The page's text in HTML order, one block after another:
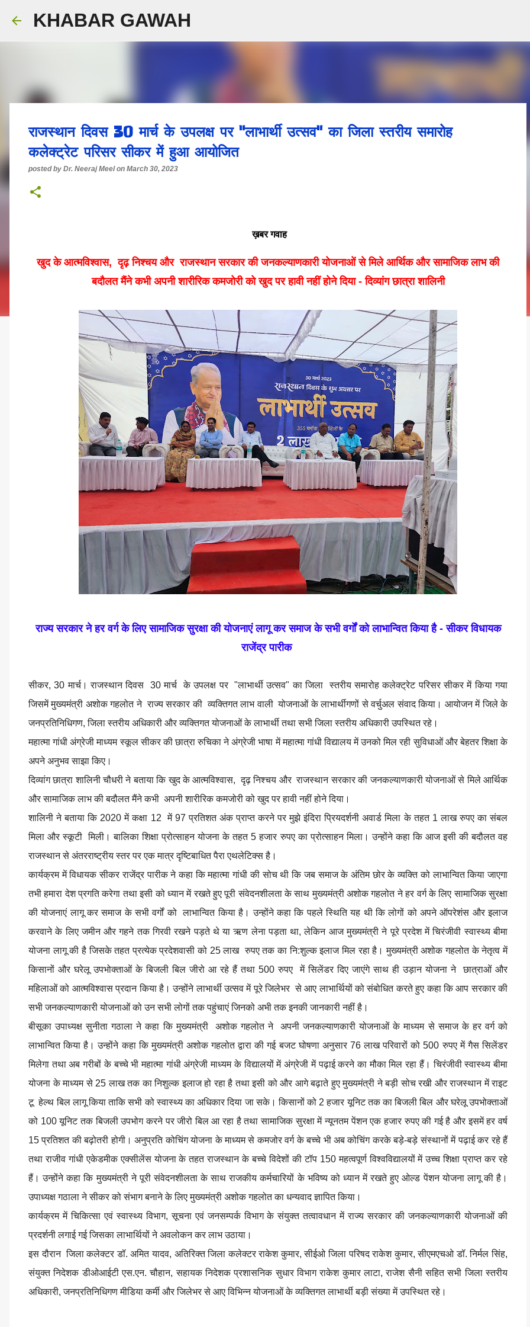
KHABAR GAWAH
राजस्थान दिवस 30 मार्च के उपलक्ष पर "लाभार्थी उत्सव" का जिला स्तरीय समारोह
कलेक्ट्रेट परिसर सीकर में हुआ आयोजित
posted by Dr. Neeraj Meel on March 30, 2023
ख़बर गवाह
खुद के आत्मविश्वास, दृढ़ निश्चय और राजस्थान सरकार की जनकल्याणकारी योजनाओं से मिले आर्थिक और सामाजिक लाभ की
बदौलत मैंने कभी अपनी शारीरिक कमजोरी को खुद पर हावी नहीं होने दिया - दिव्यांग छात्रा शालिनी
राज्य सरकार ने हर वर्ग के लिए सामाजिक सुरक्षा की योजनाएं लागू कर समाज के सभी वर्गों को लाभान्वित किया है - सीकर विधायक
राजेंद्र पारीक
सीकर, 30 मार्च। राजस्थान दिवस 30 मार्च के उपलक्ष पर "लाभार्थी उत्सव" का जिला स्तरीय समारोह कलेक्ट्रेट परिसर सीकर में किया गया
जिसमें मुख्यमंत्री अशोक गहलोत ने राज्य सरकार की व्यक्तिगत लाभ वाली योजनाओं के लाभार्थीगणों से वर्चुअल संवाद किया। आयोजन में जिले के
जनप्रतिनिधिगण, जिला स्तरीय अधिकारी और व्यक्तिगत योजनाओं के लाभार्थी तथा सभी जिला स्तरीय अधिकारी उपस्थित रहे।
महात्मा गांधी अंग्रेजी माध्यम स्कूल सीकर की छात्रा रुचिका ने अंग्रेजी भाषा में महात्मा गांधी विद्यालय में उनको मिल रही सुविधाओं और बेहतर शिक्षा के
अपने अनुभव साझा किए।
दिव्यांग छात्रा शालिनी चौधरी ने बताया कि खुद के आत्मविश्वास, दृढ़ निश्चय और राजस्थान सरकार की जनकल्याणकारी योजनाओं से मिले आर्थिक
और सामाजिक लाभ की बदौलत मैंने कभी अपनी शारीरिक कमजोरी को खुद पर हावी नहीं होने दिया।
शालिनी ने बताया कि 2020 में कक्षा 12 में 97 प्रतिशत अंक प्राप्त करने पर मुझे इंदिरा प्रियदर्शनी अवार्ड मिला के तहत 1 लाख रुपए का संबल
मिला और स्कूटी मिली। बालिका शिक्षा प्रोत्साहन योजना के तहत 5 हजार रुपए का प्रोत्साहन मिला। उन्होंने कहा कि आज इसी की बदौलत वह
राजस्थान से अंतरराष्ट्रीय स्तर पर एक मात्र दृष्टिबाधित पैरा एथलेटिक्स है।
कार्यक्रम में विधायक सीकर राजेंद्र पारीक ने कहा कि महात्मा गांधी की सोच थी कि जब समाज के अंतिम छोर के व्यक्ति को लाभान्वित किया जाएगा
तभी हमारा देश प्रगति करेगा तथा इसी को ध्यान में रखते हुए पूरी संवेदनशीलता के साथ मुख्यमंत्री अशोक गहलोत ने हर वर्ग के लिए सामाजिक सुरक्षा
की योजनाएं लागू कर समाज के सभी वर्गों को लाभान्वित किया है। उन्होंने कहा कि पहले स्थिति यह थी कि लोगों को अपने ऑपरेशंस और इलाज
करवाने के लिए जमीन और गहने तक गिरवी रखने पड़ते थे या ऋण लेना पड़ता था, लेकिन आज मुख्यमंत्री ने पूरे प्रदेश में चिरंजीवी स्वास्थ्य बीमा
योजना लागू की है जिसके तहत प्रत्येक प्रदेशवासी को 25 लाख रुपए तक का नि:शुल्क इलाज मिल रहा है। मुख्यमंत्री अशोक गहलोत के नेतृत्व में
किसानों और घरेलू उपभोक्ताओं के बिजली बिल जीरो आ रहे हैं तथा 500 रुपए में सिलेंडर दिए जाएंगे साथ ही उड़ान योजना ने छात्राओं और
महिलाओं को आत्मविश्वास प्रदान किया है। उन्होंने लाभार्थी उत्सव में पूरे जिलेभर से आए लाभार्थियों को संबोधित करते हुए कहा कि आप सरकार की
सभी जनकल्याणकारी योजनाओं को उन सभी लोगों तक पहुंचाएं जिनको अभी तक इनकी जानकारी नहीं है।
बीसूका उपाध्यक्ष सुनीता गठाला ने कहा कि मुख्यमंत्री अशोक गहलोत ने अपनी जनकल्याणकारी योजनाओं के माध्यम से समाज के हर वर्ग को
लाभान्वित किया है। उन्होंने कहा कि मुख्यमंत्री अशोक गहलोत द्वारा की गई बजट घोषणा अनुसार 76 लाख परिवारों को 500 रुपए में गैस सिलेंडर
मिलेगा तथा अब गरीबों के बच्चे भी महात्मा गांधी अंग्रेजी माध्यम के विद्यालयों में अंग्रेजी में पढ़ाई करने का मौका मिल रहा हैं। चिरंजीवी स्वास्थ्य बीमा
योजना के माध्यम से 25 लाख तक का निशुल्क इलाज हो रहा है तथा इसी को और आगे बढ़ाते हुए मुख्यमंत्री ने बड़ी सोच रखी और राजस्थान में राइट
टू हेल्थ बिल लागू किया ताकि सभी को स्वास्थ्य का अधिकार दिया जा सके। किसानों को 2 हजार यूनिट तक का बिजली बिल और घरेलू उपभोक्ताओं
को 100 यूनिट तक बिजली उपभोग करने पर जीरो बिल आ रहा है तथा सामाजिक सुरक्षा में न्यूनतम पेंशन एक हजार रुपए की गई है और इसमें हर वर्ष
15 प्रतिशत की बढ़ोतरी होगी। अनुप्रति कोचिंग योजना के माध्यम से कमजोर वर्ग के बच्चे भी अब कोचिंग करके बड़े-बड़े संस्थानों में पढ़ाई कर रहे हैं
तथा राजीव गांधी एकेडमीक एक्सीलेंस योजना के तहत राजस्थान के बच्चे विदेशों की टॉप 150 महत्वपूर्ण विश्वविद्यालयों में उच्च शिक्षा प्राप्त कर रहे
हैं। उन्होंने कहा कि मुख्यमंत्री ने पूरी संवेदनशीलता के साथ राजकीय कर्मचारियों के भविष्य को ध्यान में रखते हुए ओल्ड पेंशन योजना लागू की है।
उपाध्यक्ष गठाला ने सीकर को संभाग बनाने के लिए मुख्यमंत्री अशोक गहलोत का धन्यवाद ज्ञापित किया।
कार्यक्रम में चिकित्सा एवं स्वास्थ्य विभाग, सूचना एवं जनसम्पर्क विभाग के संयुक्त तत्वावधान में राज्य सरकार की जनकल्याणकारी योजनाओं की
प्रदर्शनी लगाई गई जिसका लाभार्थियों ने अवलोकन कर लाभ उठाया।
इस दौरान जिला कलेक्टर डॉ. अमित यादव, अतिरिक्त जिला कलेक्टर राकेश कुमार, सीईओ जिला परिषद राकेश कुमार, सीएमएचओ डॉ. निर्मल सिंह,
संयुक्त निदेशक डीओआईटी एस.एन. चौहान, सहायक निदेशक प्रशासनिक सुधार विभाग राकेश कुमार लाटा, राजेश सैनी सहित सभी जिला स्तरीय
अधिकारी, जनप्रतिनिधिगण मीडिया कर्मी और जिलेभर से आए विभिन्न योजनाओं के व्यक्तिगत लाभार्थी बड़ी संख्या में उपस्थित रहे।